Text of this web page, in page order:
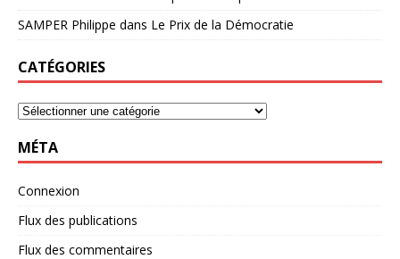
SAMPER Philippe dans Le Prix de la Démocratie
CATÉGORIES
MÉTA
Connexion
Flux des publications
Flux des commentaires